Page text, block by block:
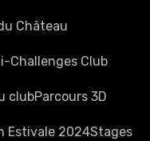
Château
Challenges Club
clubParcours 3D
Estivale 2024Stages